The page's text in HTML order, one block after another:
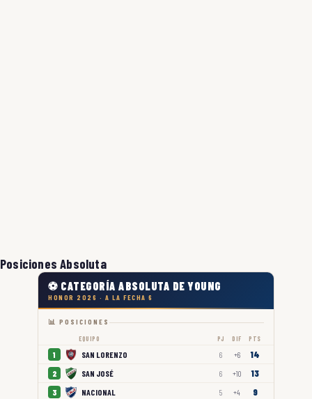
Posiciones Absoluta
⚽ CATEGORÍA ABSOLUTA DE YOUNG
HONOR 2026 · A LA FECHA 6
📊 POSICIONES
EQUIPO PJ DIF PTS
1 SAN LORENZO 6 +6 14
2 SAN JOSÉ 6 +10 13
3 NACIONAL 5 +4 9